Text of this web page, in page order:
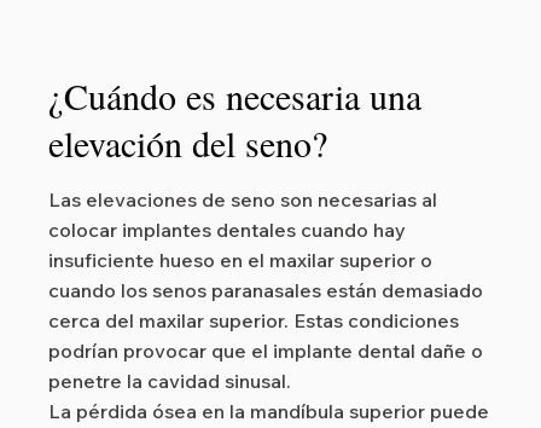
¿Cuándo es necesaria una
elevación del seno?
Las elevaciones de seno son necesarias al
colocar implantes dentales cuando hay
insuficiente hueso en el maxilar superior o
cuando los senos paranasales están demasiado
cerca del maxilar superior. Estas condiciones
podrían provocar que el implante dental dañe o
penetre la cavidad sinusal.
La pérdida ósea en la mandíbula superior puede